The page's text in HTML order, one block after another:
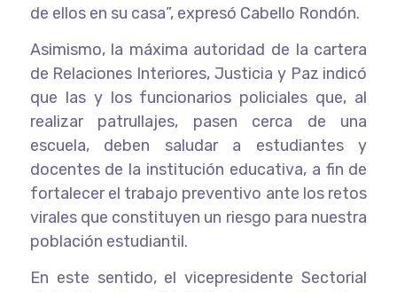
de ellos en su casa”, expresó Cabello Rondón.
Asimismo, la máxima autoridad de la cartera
de Relaciones Interiores, Justicia y Paz indicó
que las y los funcionarios policiales que, al
realizar patrullajes, pasen cerca de una
escuela, deben saludar a estudiantes y
docentes de la institución educativa, a fin de
fortalecer el trabajo preventivo ante los retos
virales que constituyen un riesgo para nuestra
población estudiantil.
En este sentido, el vicepresidente Sectorial